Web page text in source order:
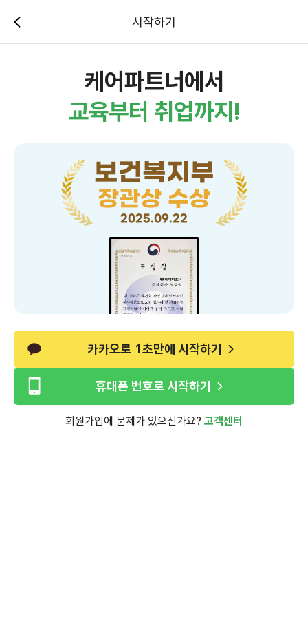
시작하기
케어파트너에서
교육부터 취업까지!
보건복지부
장관상 수상
2025.09.22
카카오로 1초만에 시작하기
휴대폰 번호로 시작하기
회원가입에 문제가 있으신가요? 고객센터